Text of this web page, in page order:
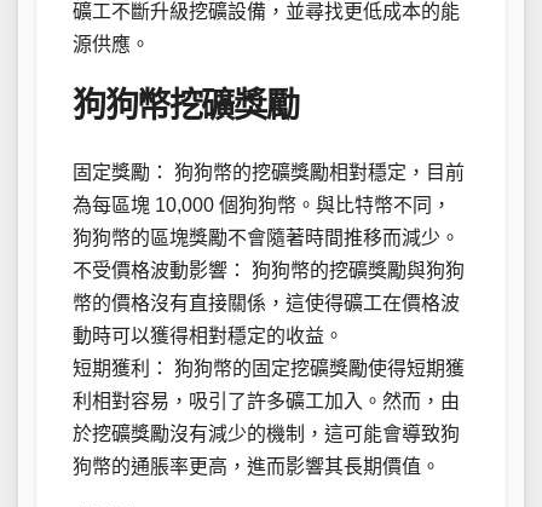
礦工不斷升級挖礦設備，並尋找更低成本的能
源供應。
狗狗幣挖礦獎勵
固定獎勵： 狗狗幣的挖礦獎勵相對穩定，目前
為每區塊 10,000 個狗狗幣。與比特幣不同，
狗狗幣的區塊獎勵不會隨著時間推移而減少。
不受價格波動影響： 狗狗幣的挖礦獎勵與狗狗
幣的價格沒有直接關係，這使得礦工在價格波
動時可以獲得相對穩定的收益。
短期獲利： 狗狗幣的固定挖礦獎勵使得短期獲
利相對容易，吸引了許多礦工加入。然而，由
於挖礦獎勵沒有減少的機制，這可能會導致狗
狗幣的通脹率更高，進而影響其長期價值。